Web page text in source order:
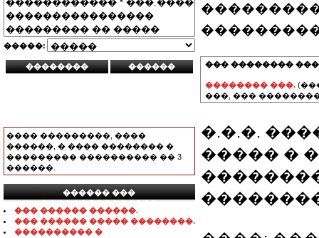
�����:
���� ���������, ����
������, � ���� �������� �
��������� ���������� �� 3
������.
������ ���
���������������
��� ������ ������.
��� ������ ����� ��������.
���������� �
��� ��������
�������� ���.
���, ���
�.�.�.
����� �